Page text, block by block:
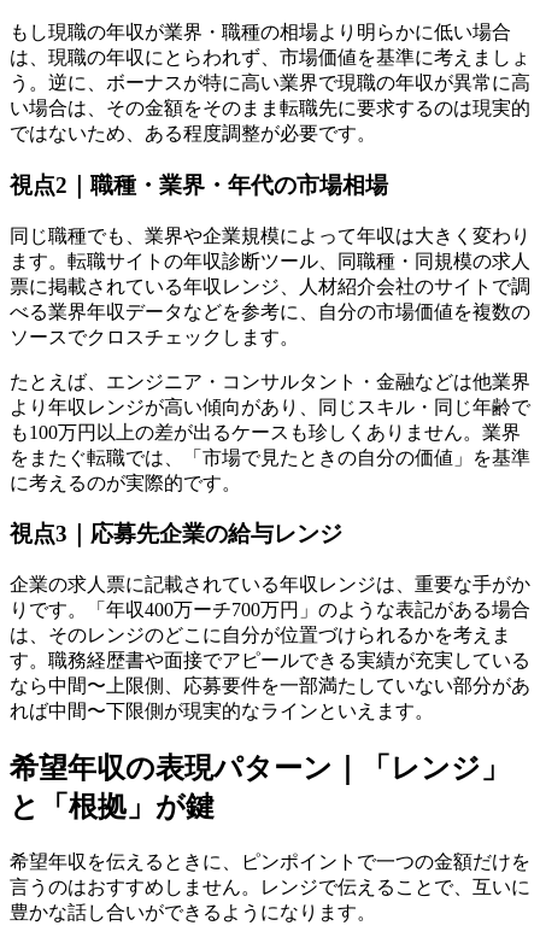
もし現職の年収が業界・職種の相場より明らかに低い場合
は、現職の年収にとらわれず、市場価値を基準に考えましょ
う。逆に、ボーナスが特に高い業界で現職の年収が異常に高
い場合は、その金額をそのまま転職先に要求するのは現実的
ではないため、ある程度調整が必要です。
視点2｜職種・業界・年代の市場相場
同じ職種でも、業界や企業規模によって年収は大きく変わり
ます。転職サイトの年収診断ツール、同職種・同規模の求人
票に掲載されている年収レンジ、人材紹介会社のサイトで調
べる業界年収データなどを参考に、自分の市場価値を複数の
ソースでクロスチェックします。
たとえば、エンジニア・コンサルタント・金融などは他業界
より年収レンジが高い傾向があり、同じスキル・同じ年齢で
も100万円以上の差が出るケースも珍しくありません。業界
をまたぐ転職では、「市場で見たときの自分の価値」を基準
に考えるのが実際的です。
視点3｜応募先企業の給与レンジ
企業の求人票に記載されている年収レンジは、重要な手がか
りです。「年収400万ーチ700万円」のような表記がある場合
は、そのレンジのどこに自分が位置づけられるかを考えま
す。職務経歴書や面接でアピールできる実績が充実している
なら中間〜上限側、応募要件を一部満たしていない部分があ
れば中間〜下限側が現実的なラインといえます。
希望年収の表現パターン｜「レンジ」
と「根拠」が鍵
希望年収を伝えるときに、ピンポイントで一つの金額だけを
言うのはおすすめしません。レンジで伝えることで、互いに
豊かな話し合いができるようになります。